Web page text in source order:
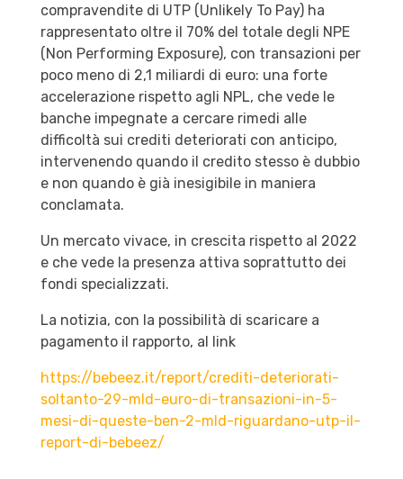
compravendite di UTP (Unlikely To Pay) ha
rappresentato oltre il 70% del totale degli NPE
(Non Performing Exposure), con transazioni per
poco meno di 2,1 miliardi di euro: una forte
accelerazione rispetto agli NPL, che vede le
banche impegnate a cercare rimedi alle
difficoltà sui crediti deteriorati con anticipo,
intervenendo quando il credito stesso è dubbio
e non quando è già inesigibile in maniera
conclamata.
Un mercato vivace, in crescita rispetto al 2022
e che vede la presenza attiva soprattutto dei
fondi specializzati.
La notizia, con la possibilità di scaricare a
pagamento il rapporto, al link
https://bebeez.it/report/crediti-deteriorati-
soltanto-29-mld-euro-di-transazioni-in-5-
mesi-di-queste-ben-2-mld-riguardano-utp-il-
report-di-bebeez/